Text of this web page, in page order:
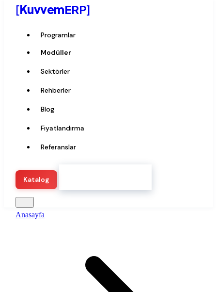
[KuvvemERP]
Programlar
Modüller
Sektörler
Rehberler
Blog
Fiyatlandırma
Referanslar
Katalog
Anasayfa